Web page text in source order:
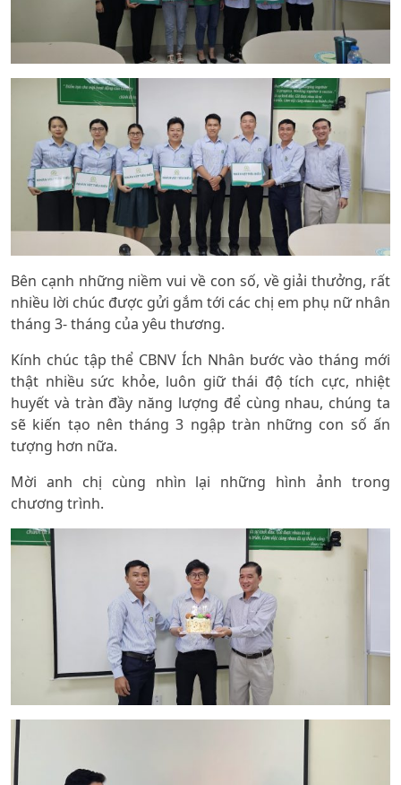
Bên cạnh những niềm vui về con số, về giải thưởng, rất
nhiều lời chúc được gửi gắm tới các chị em phụ nữ nhân
tháng 3- tháng của yêu thương.
Kính chúc tập thể CBNV Ích Nhân bước vào tháng mới
thật nhiều sức khỏe, luôn giữ thái độ tích cực, nhiệt
huyết và tràn đầy năng lượng để cùng nhau, chúng ta
sẽ kiến tạo nên tháng 3 ngập tràn những con số ấn
tượng hơn nữa.
Mời anh chị cùng nhìn lại những hình ảnh trong
chương trình.